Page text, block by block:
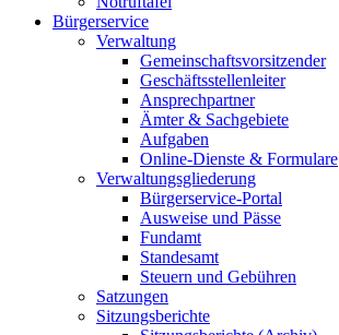
Bürgerservice
Verwaltung
Gemeinschaftsvorsitzender
Geschäftsstellenleiter
Ansprechpartner
Ämter & Sachgebiete
Aufgaben
Online-Dienste & Formulare
Verwaltungsgliederung
Bürgerservice-Portal
Ausweise und Pässe
Fundamt
Standesamt
Steuern und Gebühren
Satzungen
Sitzungsberichte